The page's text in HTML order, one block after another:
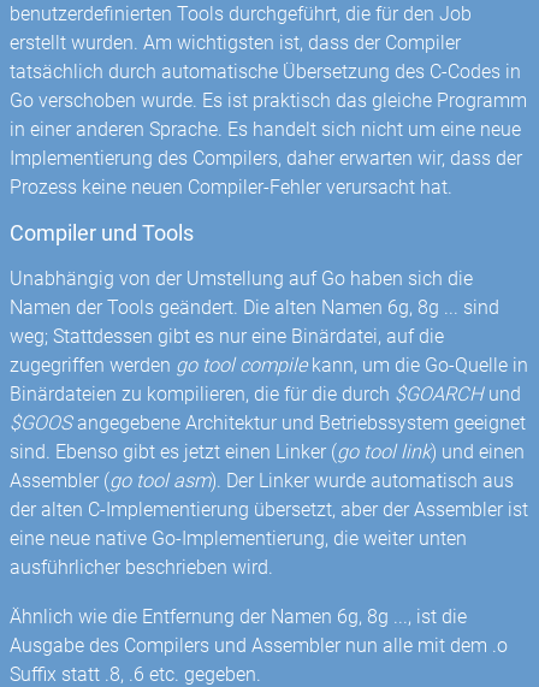
benutzerdefinierten Tools durchgeführt, die für den Job
erstellt wurden. Am wichtigsten ist, dass der Compiler
tatsächlich durch automatische Übersetzung des C-Codes in
Go verschoben wurde. Es ist praktisch das gleiche Programm
in einer anderen Sprache. Es handelt sich nicht um eine neue
Implementierung des Compilers, daher erwarten wir, dass der
Prozess keine neuen Compiler-Fehler verursacht hat.
Compiler und Tools
Unabhängig von der Umstellung auf Go haben sich die
Namen der Tools geändert. Die alten Namen 6g, 8g ... sind
weg; Stattdessen gibt es nur eine Binärdatei, auf die
zugegriffen werden go tool compilekann, um die Go-Quelle in
Binärdateien zu kompilieren, die für die durch $GOARCHund
$GOOSangegebene Architektur und Betriebssystem geeignet
sind. Ebenso gibt es jetzt einen Linker (go tool link) und einen
Assembler (go tool asm). Der Linker wurde automatisch aus
der alten C-Implementierung übersetzt, aber der Assembler ist
eine neue native Go-Implementierung, die weiter unten
ausführlicher beschrieben wird.
Ähnlich wie die Entfernung der Namen 6g, 8g ..., ist die
Ausgabe des Compilers und Assembler nun alle mit dem .o
Suffix statt .8, .6 etc. gegeben.